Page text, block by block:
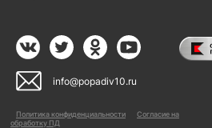
info@popadiv10.ru
Политика конфиденциальности
Согласие на
обработку ПД